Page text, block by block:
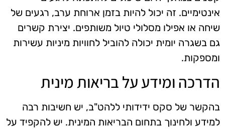
אינטימיים. זה יכול להיות בזמן ארוחת ערב, רגעים של
שיחה או אפילו מסלולי טיול משותפים. יצירת קשרים
גם בשגרה יומית יכולה להוביל לחוויות מיניות עשירות
ומספקות.
הדרכה ומידע על בריאות מינית
בהקשר של סקס ידידותי ללהט"ב, יש חשיבות רבה
למידע ולחינוך בתחום הבריאות המינית. יש להקפיד על